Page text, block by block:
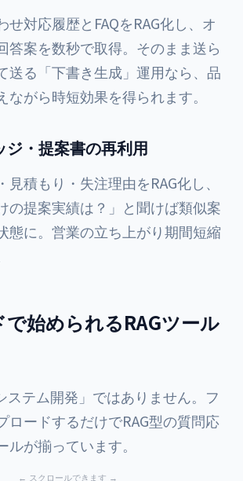
せ対応履歴とFAQをRAG化し、オ
答案を数秒で取得。そのまま送ら
送る「下書き生成」運用なら、品
ながら時短効果を得られます。
ジ・提案書の再利用
積もり・失注理由をRAG化し、
の提案実績は？」と聞けば類似案
態に。営業の立ち上がり期間短縮
で始められるRAGツール
ステム開発」ではありません。フ
ロードするだけでRAG型の質問応
が揃っています。